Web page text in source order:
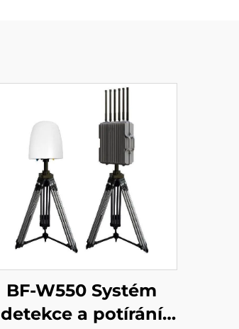
BF-W550 Systém
detekce a potírání